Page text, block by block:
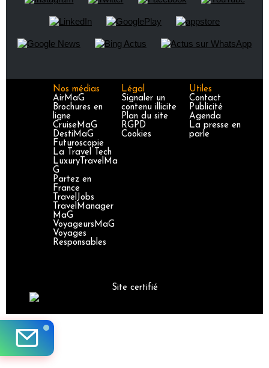
Nos médias
AirMaG
Brochures en
ligne
CruiseMaG
DestiMaG
Futuroscopie
La Travel Tech
LuxuryTravelMa
G
Partez en
France
TravelJobs
TravelManager
MaG
VoyageursMaG
Voyages
Responsables
Légal
Signaler un
contenu illicite
Plan du site
RGPD
Cookies
Utiles
Contact
Publicité
Agenda
La presse en
parle
Site certifié